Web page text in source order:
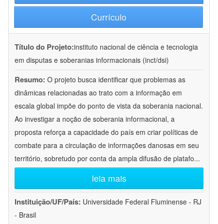
Currículo
Título do Projeto:instituto nacional de ciência e tecnologia
em disputas e soberanias informacionais (inct/dsi)
Resumo: O projeto busca identificar que problemas as
dinâmicas relacionadas ao trato com a informação em
escala global impõe do ponto de vista da soberania nacional.
Ao investigar a noção de soberania informacional, a
proposta reforça a capacidade do país em criar políticas de
combate para a circulação de informações danosas em seu
território, sobretudo por conta da ampla difusão de platafo...
leia mais
Instituição/UF/País: Universidade Federal Fluminense - RJ
- Brasil